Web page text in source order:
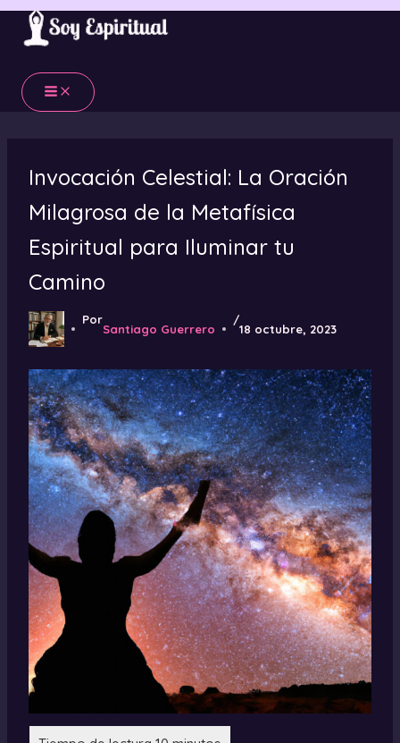
Ir
contenido
Invocación Celestial: La Oración
Milagrosa de la Metafísica
Espiritual para Iluminar tu
Camino
Por
Santiago Guerrero
/
18 octubre, 2023